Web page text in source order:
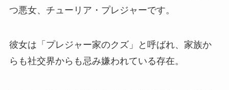
つ悪女、チューリア・プレジャーです。
彼女は「プレジャー家のクズ」と呼ばれ、家族か
らも社交界からも忌み嫌われている存在。